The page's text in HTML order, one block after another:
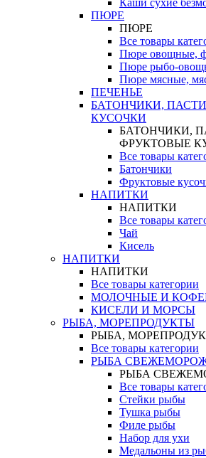
Каши сухие
ПЮРЕ
ПЮРЕ
Все товары
Пюре овощные,
Пюре рыбо-
Пюре мясные,
ПЕЧЕНЬЕ
БАТОНЧИКИ,
КУСОЧКИ
БАТОНЧИКИ,
ФРУКТОВЫЕ
Все товары
Батончики
Фруктовые
НАПИТКИ
НАПИТКИ
Все товары
Чай
Кисель
НАПИТКИ
НАПИТКИ
Все товары категории
МОЛОЧНЫЕ И
КИСЕЛИ И МОРСЫ
РЫБА, МОРЕПРОДУКТЫ
РЫБА,
Все товары категории
РЫБА
РЫБА
Все товары
Стейки рыбы
Тушка рыбы
Филе рыбы
Набор для ухи
Медальоны из